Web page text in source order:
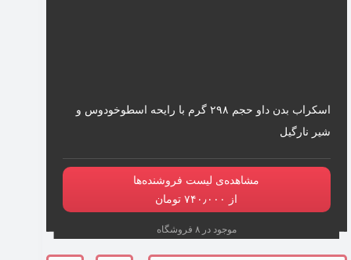
اسکراب بدن داو حجم ۲۹۸ گرم با رایحه اسطوخودوس و
شیر نارگیل
مشاهده‌ی لیست فروشنده‌ها
از ۷۴۰٫۰۰۰ تومان
موجود در ۸ فروشگاه